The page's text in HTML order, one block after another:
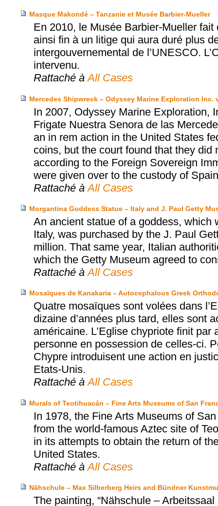
Masque Makondé – Tanzanie et Musée Barbier-Mueller
En 2010, le Musée Barbier-Mueller
ainsi fin à un litige qui aura duré plus
intergouvernemental de l’UNESCO.
intervenu.
Rattaché à All Cases
Mercedes Shipwreck – Odyssey Marine Exploration Inc.
In 2007, Odyssey Marine Exploration,
Frigate Nuestra Senora de las
an in rem action in the United States
coins, but the court found that they
according to the Foreign Sovereign
were given over to the custody of
Rattaché à All Cases
Morgantina Goddess Statue – Italy and J. Paul Getty
An ancient statue of a goddess,
Italy, was purchased by the J. Paul
million. That same year, Italian
which the Getty Museum agreed to
Rattaché à All Cases
Mosaïques de Kanakaria – Autocephalous Greek
Quatre mosaïques sont volées dans
dizaine d’années plus tard, elles sont
américaine. L’Eglise chypriote finit
personne en possession de celles-ci.
Chypre introduisent une action en
Etats-Unis.
Rattaché à All Cases
Murals of Teotihuacán – Fine Arts Museums of San
In 1978, the Fine Arts Museums of
from the world-famous Aztec site of
in its attempts to obtain the return of
United States.
Rattaché à All Cases
Nähschule – Max Silberberg Heirs and Bündner
The painting, “Nähschule –